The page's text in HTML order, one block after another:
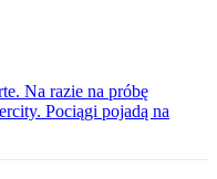
Na razie na próbę
Pociągi pojadą na